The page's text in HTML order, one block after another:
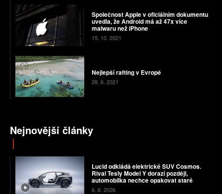
Společnost Apple v oficiálním dokumentu
uvedla, že Android má až 47x více
malwaru než iPhone
15. 10. 2021
Nejlepší rafting v Evropě
28. 6. 2021
Nejnovější články
Lucid odkládá elektrické SUV Cosmos.
Rival Tesly Model Y dorazí později,
automobilka nechce opakovat staré
chyby
6. 8. 2026